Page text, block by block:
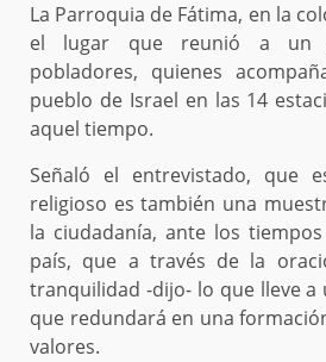
La Parroquia de Fátima, en la
el lugar que reunió a un
pobladores, quienes
pueblo de Israel en las 14
aquel tiempo.
Señaló el entrevistado, que
religioso es también una
la ciudadanía, ante los
país, que a través de la
tranquilidad -dijo- lo que lleve a
que redundará en una
valores.